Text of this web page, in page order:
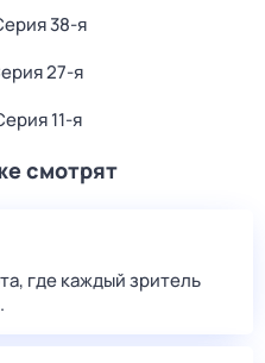
38-я
27-я
11-я
смотрят
где каждый зритель